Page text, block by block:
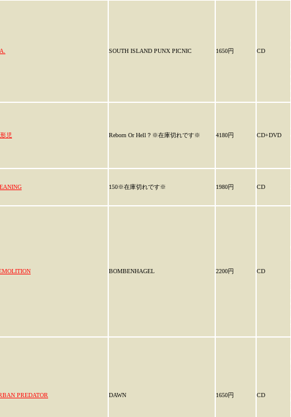
SOUTH ISLAND PUNX PICNIC 1650円 CD
児 Reborn Or Hell？※在庫切れです※ 4180円 CD+DVD
150※在庫切れです※ 1980円 CD
BOMBENHAGEL 2200円 CD
PREDATOR DAWN 1650円 CD